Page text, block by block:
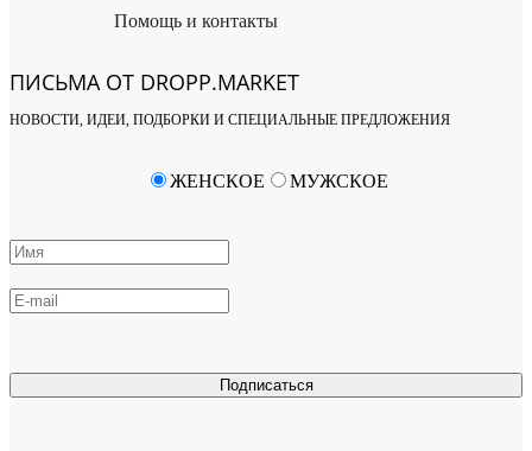
Помощь и контакты
ПИСЬМА ОТ DROPP.MARKET
НОВОСТИ, ИДЕИ, ПОДБОРКИ И СПЕЦИАЛЬНЫЕ ПРЕДЛОЖЕНИЯ
Подписаться
ЖЕНСКОЕ МУЖСКОЕ